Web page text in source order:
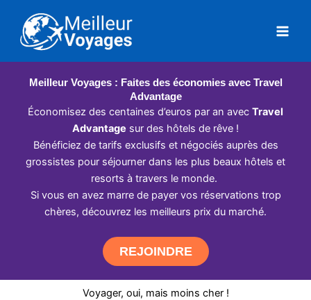
contenu
Meilleur Voyages : Faites des économies avec Travel
Advantage
Économisez des centaines d’euros par an avec Travel
Advantage sur des hôtels de rêve !
Bénéficiez de tarifs exclusifs et négociés auprès des
grossistes pour séjourner dans les plus beaux hôtels et
resorts à travers le monde.
Si vous en avez marre de payer vos réservations trop
chères, découvrez les meilleurs prix du marché.
REJOINDRE
Voyager, oui, mais moins cher !